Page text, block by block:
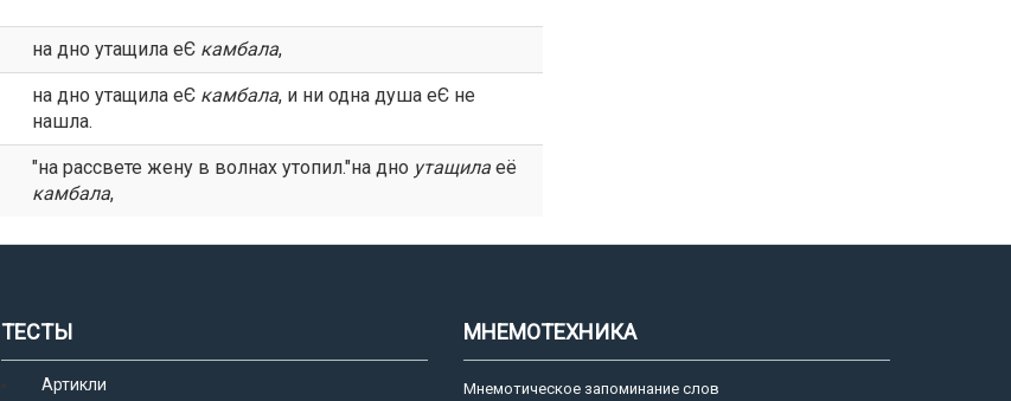
на дно утащила еЄ камбала,
на дно утащила еЄ камбала, и ни одна душа еЄ не
нашла.
"на рассвете жену в волнах утопил."на дно утащила её
камбала,
ТЕСТЫ
Артикли
МНЕМОТЕХНИКА
Мнемотическое запоминание слов